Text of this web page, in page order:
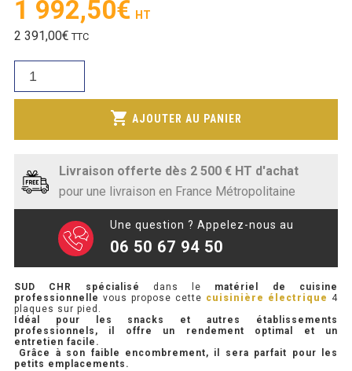
SOUBASSEMENT RÉFRIGÉRÉ
TABLE DE PRÉPARATION 700 / 800
SALADETTE COMPACTE VITRÉE
SALADETTE 800 VITRÉE
MEUBLE À PIZZA
MEUBLE À PIZZA COMPACT
MEUBLE À PIZZA
prix
initial
était :
074,50€.
1 992,50€
Le
actuel
est :
992,50€.
2 391,00€ TTC
quantité
4
CARREES
(10.4KW)
SUR
shopping_cart AJOUTER AU PANIER
Livraison offerte dès 2 500 € HT d'achat
pour une livraison en France Métropolitaine
Une question ? Appelez-nous au
06 50 67 94 50
SUD CHR spécialisé dans le matériel de cuisine
professionnelle vous propose cette cuisinière électrique 4
plaques sur pied.
Idéal pour les snacks et autres établissements
professionnels, il offre un rendement optimal et un
entretien facile.
Grâce à son faible encombrement, il sera parfait pour les
petits emplacements.